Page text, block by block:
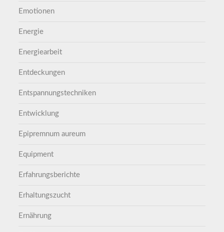
Emotionen
Energie
Energiearbeit
Entdeckungen
Entspannungstechniken
Entwicklung
Epipremnum aureum
Equipment
Erfahrungsberichte
Erhaltungszucht
Ernährung